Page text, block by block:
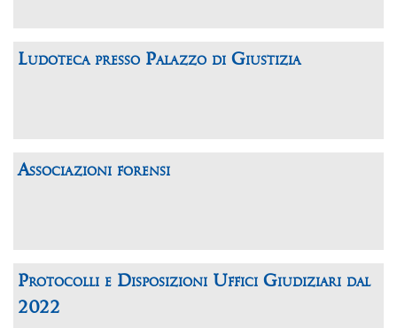
Ludoteca presso Palazzo di Giustizia
Associazioni forensi
Protocolli e Disposizioni Uffici Giudiziari dal
2022